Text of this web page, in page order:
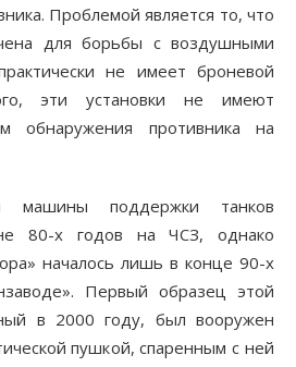
Проблемой является то, что
для борьбы с воздушными
не имеет броневой
эти установки не имеют
обнаружения противника на
машины поддержки танков
80-х годов на ЧСЗ, однако
началось лишь в конце 90-х
Первый образец этой
в 2000 году, был вооружен
пушкой, спаренным с ней